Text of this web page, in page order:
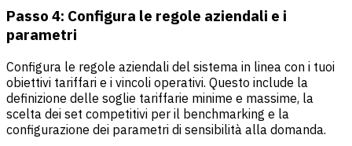
Passo 4: Configura le regole aziendali e i
parametri
Configura le regole aziendali del sistema in linea con i tuoi
obiettivi tariffari e i vincoli operativi. Questo include la
definizione delle soglie tariffarie minime e massime, la
scelta dei set competitivi per il benchmarking e la
configurazione dei parametri di sensibilità alla domanda.